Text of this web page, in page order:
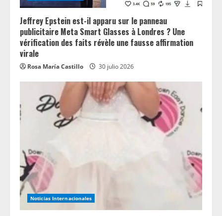
Jeffrey Epstein est-il apparu sur le panneau
publicitaire Meta Smart Glasses à Londres ? Une
vérification des faits révèle une fausse affirmation
virale
Rosa María Castillo 30 julio 2026
Noticias Internacionales